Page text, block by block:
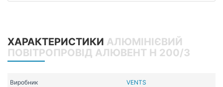
ХАРАКТЕРИСТИКИ АЛЮМІНІЄВИЙ
ПОВІТРОПРОВІД АЛЮВЕНТ Н 200/3
Виробник VENTS